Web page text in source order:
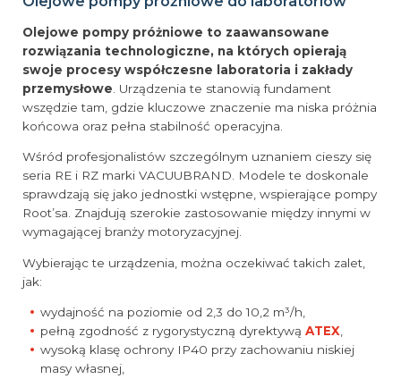
Olejowe pompy próżniowe to zaawansowane
rozwiązania technologiczne, na których opierają
swoje procesy współczesne laboratoria i zakłady
przemysłowe . Urządzenia te stanowią fundament
wszędzie tam, gdzie kluczowe znaczenie ma niska próżnia
końcowa oraz pełna stabilność operacyjna.
Wśród profesjonalistów szczególnym uznaniem cieszy się
seria RE i RZ marki VACUUBRAND. Modele te doskonale
sprawdzają się jako jednostki wstępne, wspierające pompy
Root’sa. Znajdują szerokie zastosowanie między innymi w
wymagającej branży motoryzacyjnej.
Wybierając te urządzenia, można oczekiwać takich zalet,
jak:
wydajność na poziomie od 2,3 do 10,2 m³/h,
pełną zgodność z rygorystyczną dyrektywąATEX,
wysoką klasę ochrony IP40 przy zachowaniu niskiej
masy własnej,